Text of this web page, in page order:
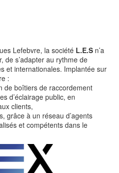
Lefebvre, la société L.E.S n’a
de s’adapter au rythme de
et internationales. Implantée sur
:
de boîtiers de raccordement
d’éclairage public, en
clients,
grâce à un réseau d’agents
et compétents dans le